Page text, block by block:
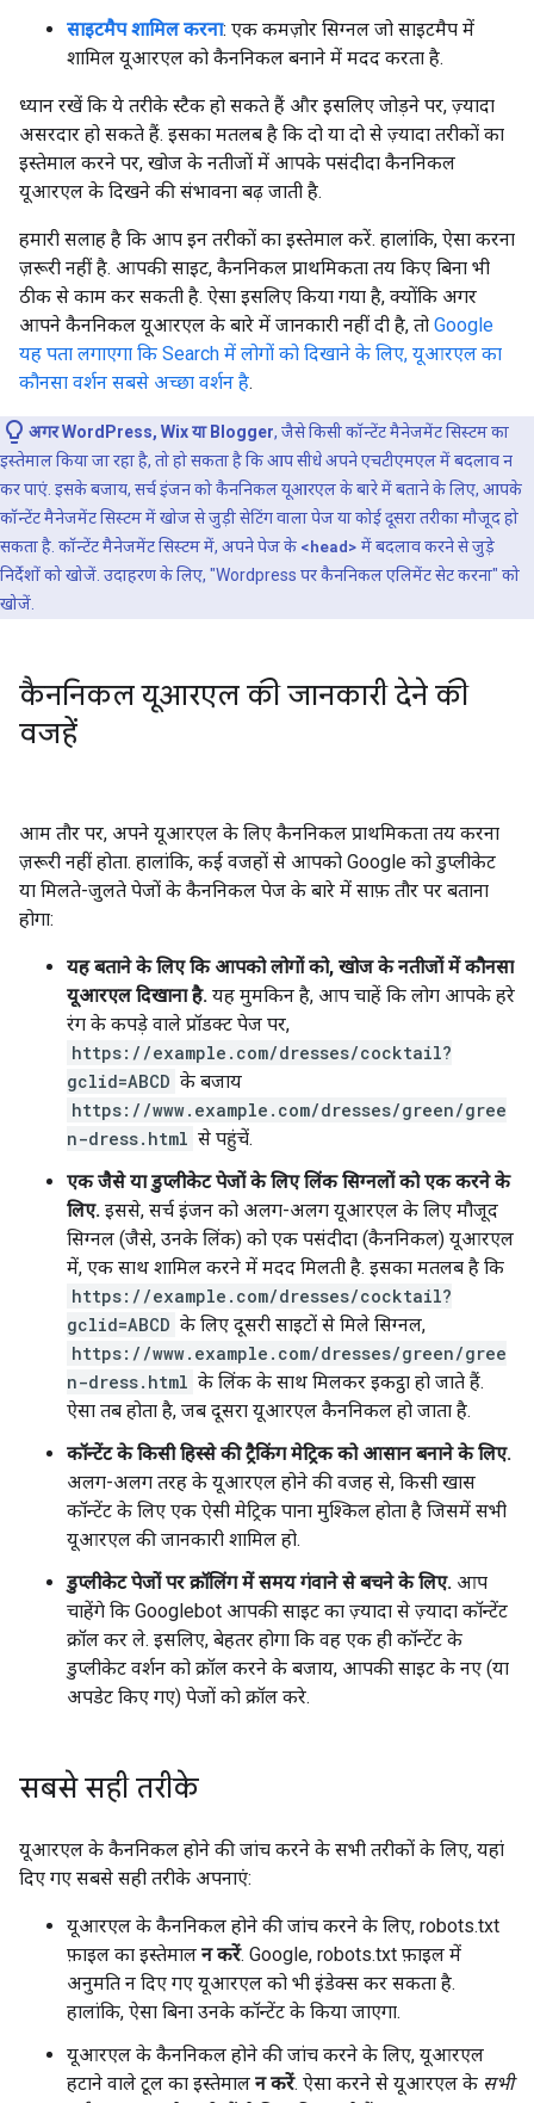
साइटमैप शामिल करना: एक कमज़ोर सिग्नल जो साइटमैप में
शामिल यूआरएल को कैननिकल बनाने में मदद करता है.
ध्यान रखें कि ये तरीके स्टैक हो सकते हैं और इसलिए जोड़ने पर, ज़्यादा
असरदार हो सकते हैं. इसका मतलब है कि दो या दो से ज़्यादा तरीकों का
इस्तेमाल करने पर, खोज के नतीजों में आपके पसंदीदा कैननिकल
यूआरएल के दिखने की संभावना बढ़ जाती है.
हमारी सलाह है कि आप इन तरीकों का इस्तेमाल करें. हालांकि, ऐसा करना
ज़रूरी नहीं है. आपकी साइट, कैननिकल प्राथमिकता तय किए बिना भी
ठीक से काम कर सकती है. ऐसा इसलिए किया गया है, क्योंकि अगर
आपने कैननिकल यूआरएल के बारे में जानकारी नहीं दी है, तो Google
यह पता लगाएगा कि Search में लोगों को दिखाने के लिए, यूआरएल का
कौनसा वर्शन सबसे अच्छा वर्शन है.
अगर WordPress, Wix या Blogger, जैसे किसी कॉन्टेंट मैनेजमेंट सिस्टम का
इस्तेमाल किया जा रहा है, तो हो सकता है कि आप सीधे अपने एचटीएमएल में बदलाव न
कर पाएं. इसके बजाय, सर्च इंजन को कैननिकल यूआरएल के बारे में बताने के लिए, आपके
कॉन्टेंट मैनेजमेंट सिस्टम में खोज से जुड़ी सेटिंग वाला पेज या कोई दूसरा तरीका मौजूद हो
सकता है. कॉन्टेंट मैनेजमेंट सिस्टम में, अपने पेज के <head> में बदलाव करने से जुड़े
निर्देशों को खोजें. उदाहरण के लिए, "Wordpress पर कैननिकल एलिमेंट सेट करना" को
खोजें.
कैननिकल यूआरएल की जानकारी देने की
वजहें
आम तौर पर, अपने यूआरएल के लिए कैननिकल प्राथमिकता तय करना
ज़रूरी नहीं होता. हालांकि, कई वजहों से आपको Google को डुप्लीकेट
या मिलते-जुलते पेजों के कैननिकल पेज के बारे में साफ़ तौर पर बताना
होगा:
यह बताने के लिए कि आपको लोगों को, खोज के नतीजों में कौनसा
यूआरएल दिखाना है. यह मुमकिन है, आप चाहें कि लोग आपके हरे
रंग के कपड़े वाले प्रॉडक्ट पेज पर,
https://example.com/dresses/cocktail?
gclid=ABCD के बजाय
https://www.example.com/dresses/green/gree
n-dress.html से पहुंचें.
एक जैसे या डुप्लीकेट पेजों के लिए लिंक सिग्नलों को एक करने के
लिए. इससे, सर्च इंजन को अलग-अलग यूआरएल के लिए मौजूद
सिग्नल (जैसे, उनके लिंक) को एक पसंदीदा (कैननिकल) यूआरएल
में, एक साथ शामिल करने में मदद मिलती है. इसका मतलब है कि
https://example.com/dresses/cocktail?
gclid=ABCD के लिए दूसरी साइटों से मिले सिग्नल,
https://www.example.com/dresses/green/gree
n-dress.html के लिंक के साथ मिलकर इकट्ठा हो जाते हैं.
ऐसा तब होता है, जब दूसरा यूआरएल कैननिकल हो जाता है.
कॉन्टेंट के किसी हिस्से की ट्रैकिंग मेट्रिक को आसान बनाने के लिए.
अलग-अलग तरह के यूआरएल होने की वजह से, किसी खास
कॉन्टेंट के लिए एक ऐसी मेट्रिक पाना मुश्किल होता है जिसमें सभी
यूआरएल की जानकारी शामिल हो.
डुप्लीकेट पेजों पर क्रॉलिंग में समय गंवाने से बचने के लिए. आप
चाहेंगे कि Googlebot आपकी साइट का ज़्यादा से ज़्यादा कॉन्टेंट
क्रॉल कर ले. इसलिए, बेहतर होगा कि वह एक ही कॉन्टेंट के
डुप्लीकेट वर्शन को क्रॉल करने के बजाय, आपकी साइट के नए (या
अपडेट किए गए) पेजों को क्रॉल करे.
सबसे सही तरीके
यूआरएल के कैननिकल होने की जांच करने के सभी तरीकों के लिए, यहां
दिए गए सबसे सही तरीके अपनाएं:
यूआरएल के कैननिकल होने की जांच करने के लिए, robots.txt
फ़ाइल का इस्तेमाल न करें. Google, robots.txt फ़ाइल में
अनुमति न दिए गए यूआरएल को भी इंडेक्स कर सकता है.
हालांकि, ऐसा बिना उनके कॉन्टेंट के किया जाएगा.
यूआरएल के कैननिकल होने की जांच करने के लिए, यूआरएल
हटाने वाले टूल का इस्तेमाल न करें. ऐसा करने से यूआरएल के सभी